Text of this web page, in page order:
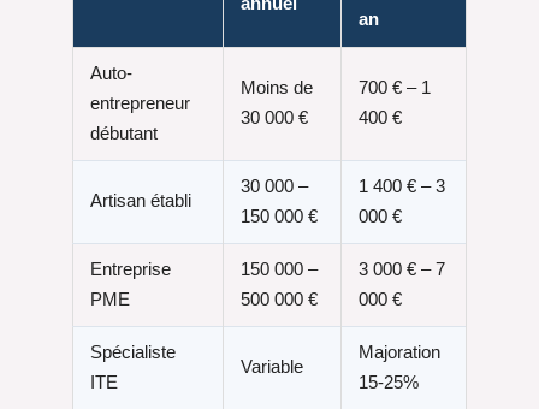
an
Auto-
entrepreneur
débutant
Moins de
30 000 €
700 € – 1
400 €
Artisan établi
30 000 –
150 000 €
1 400 € – 3
000 €
Entreprise
PME
150 000 –
500 000 €
3 000 € – 7
000 €
Spécialiste
ITE
Variable
Majoration
15-25%